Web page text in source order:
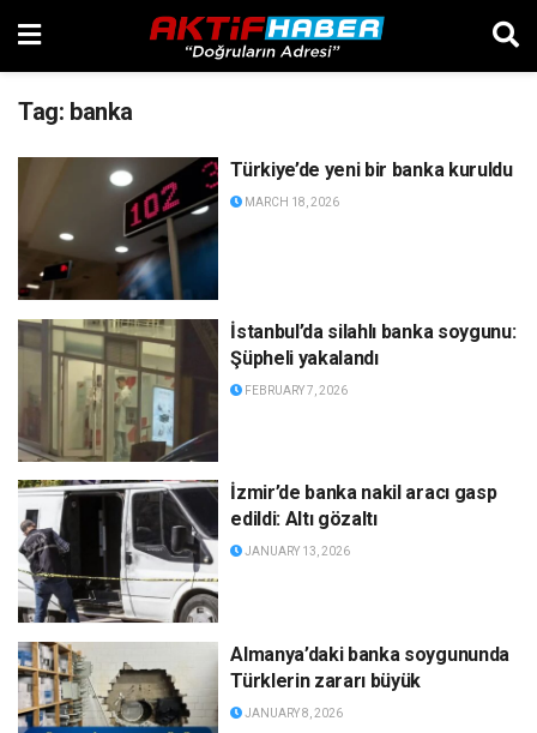
Tag: banka
Türkiye’de yeni bir banka kuruldu
MARCH 18, 2026
İstanbul’da silahlı banka soygunu:
Şüpheli yakalandı
FEBRUARY 7, 2026
İzmir’de banka nakil aracı gasp
edildi: Altı gözaltı
JANUARY 13, 2026
Almanya’daki banka soygununda
Türklerin zararı büyük
JANUARY 8, 2026